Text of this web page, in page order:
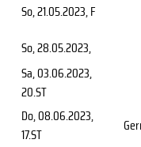
So, 21.05.2023, F
So, 28.05.2023,
Sa, 03.06.2023,
20.ST
Do, 08.06.2023,
17.ST